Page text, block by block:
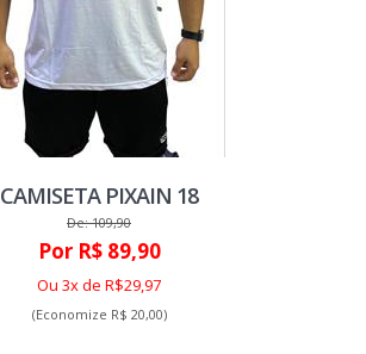
CAMISETA PIXAIN 18
De: 109,90
Por R$ 89,90
Ou 3x de R$29,97
(Economize R$ 20,00)